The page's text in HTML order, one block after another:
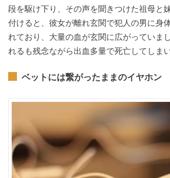
段を駆け下り、その声を聞きつけた祖母と
付けると、彼女が離れ玄関で犯人の男に身
れており、大量の血が玄関に広がっていま
れるも残念ながら出血多量で死亡してしまい
ベットには繋がったままのイヤホン